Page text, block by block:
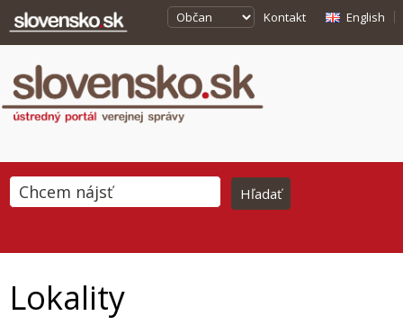
Kontakt English
Lokality